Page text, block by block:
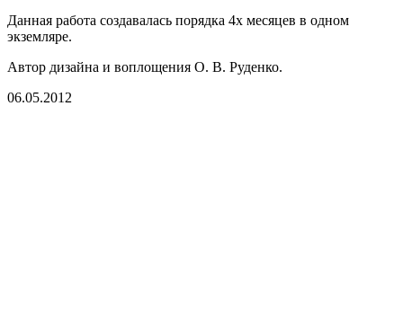
Данная работа создавалась порядка 4х месяцев в одном
экземляре.
Автор дизайна и воплощения О. В. Руденко.
06.05.2012